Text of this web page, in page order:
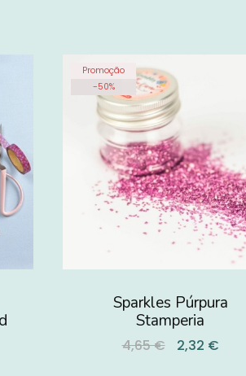
Promoção
-50%
Sparkles Púrpura
Stamperia
4,65 € 2,32 €